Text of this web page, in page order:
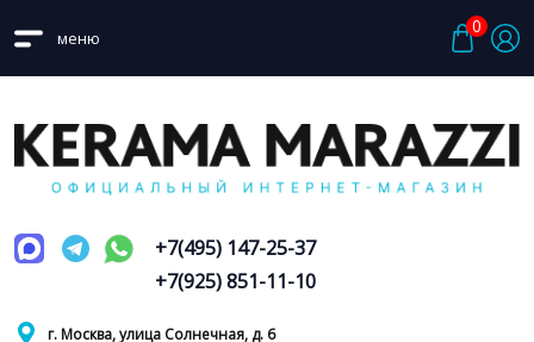
меню
0
г. Москва, улица Солнечная, д. 6
+7(495) 147-25-37
+7(925) 851-11-10